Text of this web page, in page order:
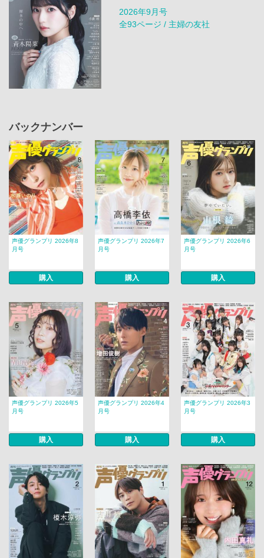
2026年9月号
全93ページ / 主婦の友社
バックナンバー
声優グランプリ 2026年8
月号
購入
声優グランプリ 2026年7
月号
購入
声優グランプリ 2026年6
月号
購入
声優グランプリ 2026年5
月号
購入
声優グランプリ 2026年4
月号
購入
声優グランプリ 2026年3
月号
購入